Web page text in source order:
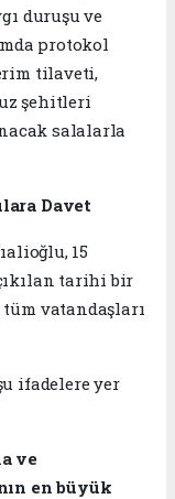
duruşu ve
protokol
tilaveti,
şehitleri
salalarla
Davet
15
tarihi bir
vatandaşları
ifadelere yer
ve
en büyük